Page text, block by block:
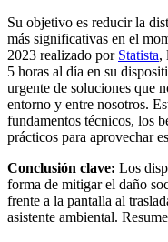
Su objetivo es reducir la
más significativas en el
2023 realizado por Statista,
5 horas al día en su
urgente de soluciones que
entorno y entre nosotros.
fundamentos técnicos, los
prácticos para aprovechar
Conclusión clave: Los
forma de mitigar el daño
frente a la pantalla al
asistente ambiental.